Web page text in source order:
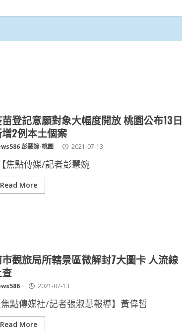
登記意願對象大幅度開放 桃園公布13日
2例本土個案
彭慧婉-桃園 2021-07-13
焦點傳媒/記者彭慧婉
Read More
觀旅局所轄景區微解封7大圖卡 人流線
2021-07-13
焦點傳媒社/記者張淑慧報導】黃偉哲
Read More